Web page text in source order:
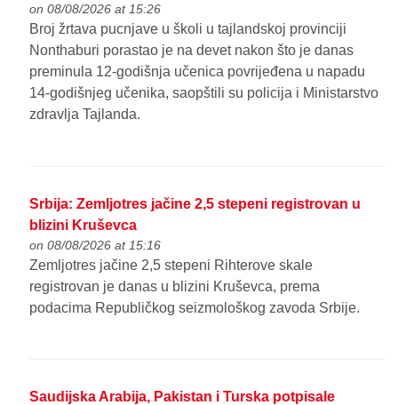
on 08/08/2026 at 15:26
Broj žrtava pucnjave u školi u tajlandskoj provinciji
Nonthaburi porastao je na devet nakon što je danas
preminula 12-godišnja učenica povrijeđena u napadu
14-godišnjeg učenika, saopštili su policija i Ministarstvo
zdravlja Tajlanda.
Srbija: Zemljotres jačine 2,5 stepeni registrovan u
blizini Kruševca
on 08/08/2026 at 15:16
Zemljotres jačine 2,5 stepeni Rihterove skale
registrovan je danas u blizini Kruševca, prema
podacima Republičkog seizmološkog zavoda Srbije.
Saudijska Arabija, Pakistan i Turska potpisale